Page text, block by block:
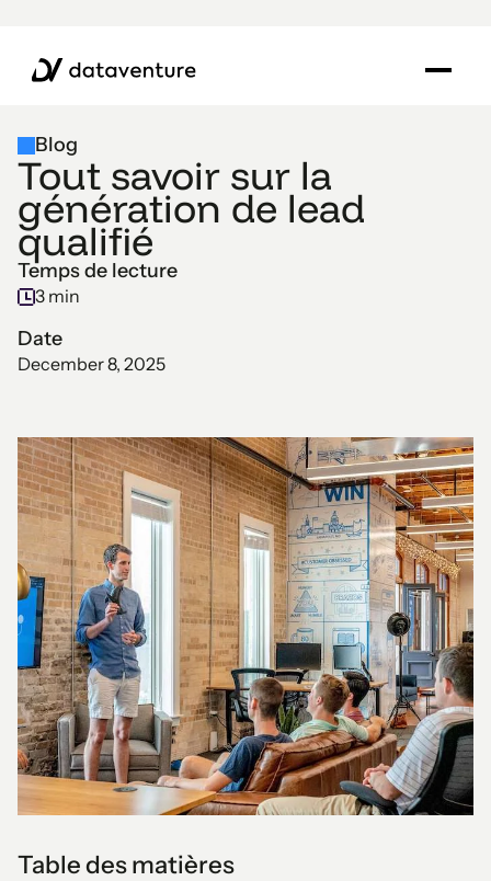
Table des matières
Blog
Tout savoir sur la
génération de lead
qualifié
Temps de lecture
3 min
Date
December 8, 2025